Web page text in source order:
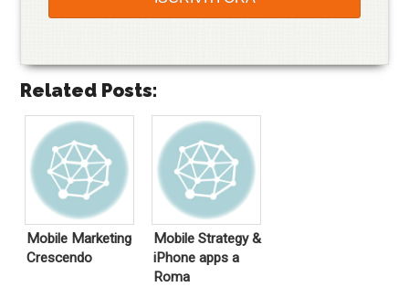
Related Posts:
Mobile Marketing
Crescendo
Mobile Strategy &
iPhone apps a
Roma